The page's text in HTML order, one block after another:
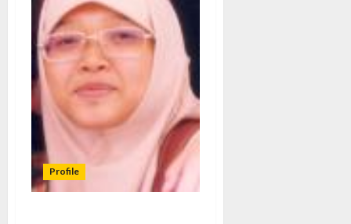
Profile